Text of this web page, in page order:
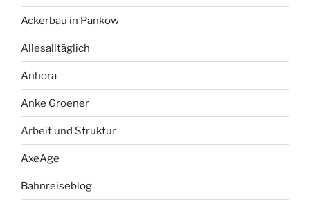
Ackerbau in Pankow
Allesalltäglich
Anhora
Anke Groener
Arbeit und Struktur
AxeAge
Bahnreiseblog